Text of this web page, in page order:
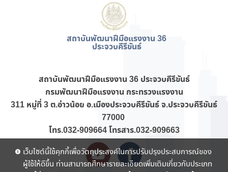
สถาบันพัฒนาฝีมือแรงงาน 36
ประจวบคีรีขันธ์
สถาบันพัฒนาฝีมือแรงงาน 36 ประจวบคีรีขันธ์
กรมพัฒนาฝีมือแรงงาน กระทรวงแรงงาน
311 หมู่ที่ 3 ต.อ่าวน้อย อ.เมืองประจวบคีรีขันธ์ จ.ประจวบคีรีขันธ์
77000
โทร.032-909664 โทรสาร.032-909663
เว็บไซต์นี้ใช้คุกกี้เพื่อวัตถุประสงค์ในการปรับปรุงประสบการณ์ของ
ผู้ใช้ให้ดีขึ้น ท่านสามารถศึกษารายละเอียดเพิ่มเติมเกี่ยวกับประเภท